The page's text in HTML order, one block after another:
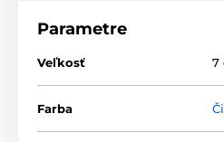
Parametre
Veľkosť 7
Farba